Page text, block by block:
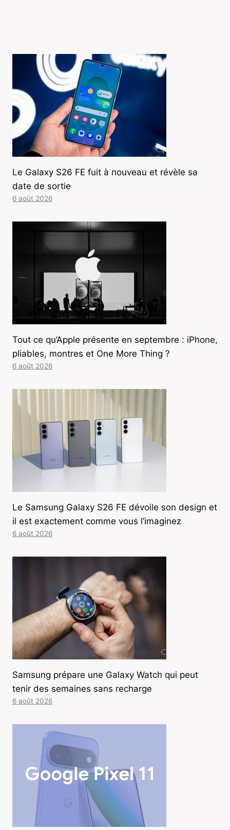
Le Galaxy S26 FE fuit à nouveau et révèle sa
date de sortie
6 août 2026
Tout ce qu’Apple présente en septembre : iPhone,
pliables, montres et One More Thing ?
6 août 2026
Le Samsung Galaxy S26 FE dévoile son design et
il est exactement comme vous l’imaginez
6 août 2026
Samsung prépare une Galaxy Watch qui peut
tenir des semaines sans recharge
6 août 2026